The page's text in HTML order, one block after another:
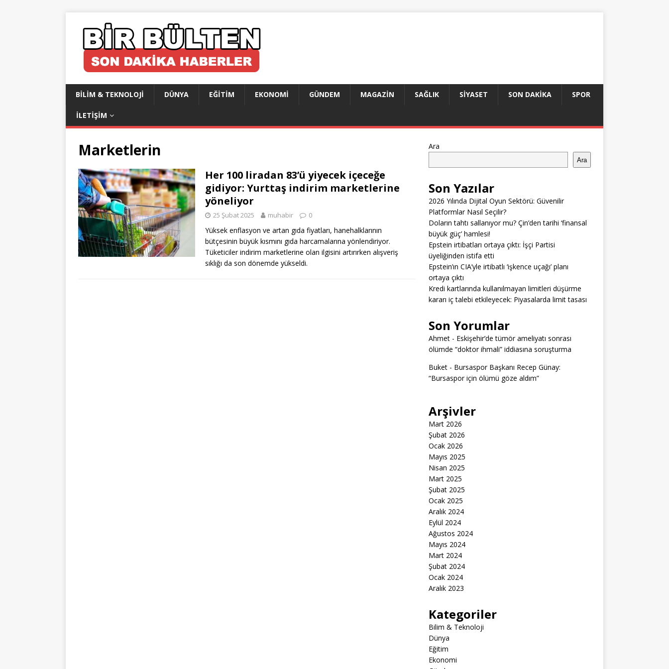
BILIM & TEKNOLOJI DÜNYA EĞITIM EKONOMI GÜNDEM MAGAZIN SAĞLIK SIYASET SON DAKIKA SPOR
İLETIŞIM
Marketlerin
Her 100 liradan 83’ü yiyecek içeceğe
gidiyor: Yurttaş indirim marketlerine
yöneliyor
25 Şubat 2025 muhabir 0
Yüksek enflasyon ve artan gıda fiyatları, hanehalklarının
bütçesinin büyük kısmını gıda harcamalarına yönlendiriyor.
Tüketiciler indirim marketlerine olan ilgisini artırırken alışveriş
sıklığı da son dönemde yükseldi.
Ara
Ara
Son Yazılar
2026 Yılında Dijital Oyun Sektörü: Güvenilir
Platformlar Nasıl Seçilir?
Doların tahtı sallanıyor mu? Çin’den tarihi ‘finansal
büyük güç’ hamlesi!
Epstein irtibatları ortaya çıktı: İşçi Partisi
üyeliğinden istifa etti
Epstein’ın CIA’yle irtibatlı ‘işkence uçağı’ planı
ortaya çıktı
Kredi kartlarında kullanılmayan limitleri düşürme
kararı iç talebi etkileyecek: Piyasalarda limit tasası
Son Yorumlar
Ahmet- Eskişehir’de tümör ameliyatı sonrası
ölümde “doktor ihmali” iddiasına soruşturma
Buket- Bursaspor Başkanı Recep Günay:
“Bursaspor için ölümü göze aldım”
Arşivler
Mart 2026
Şubat 2026
Ocak 2026
Mayıs 2025
Nisan 2025
Mart 2025
Şubat 2025
Ocak 2025
Aralık 2024
Eylül 2024
Ağustos 2024
Mayıs 2024
Mart 2024
Şubat 2024
Ocak 2024
Aralık 2023
Kategoriler
Bilim & Teknoloji
Dünya
Eğitim
Ekonomi